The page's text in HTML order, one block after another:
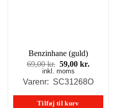
Benzinhane (guld)
69,00kr. Den
oprindelige
pris
69,00 kr..
59,00kr.
pris
59,00 kr..
inkl. moms
Varenr: SC31268O
Tilføj til kurv